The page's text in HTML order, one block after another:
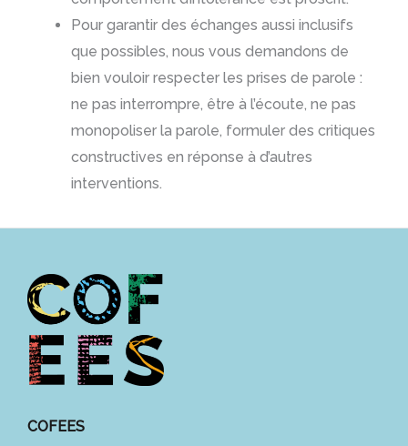
Pour garantir des échanges aussi inclusifs
que possibles, nous vous demandons de
bien vouloir respecter les prises de parole :
ne pas interrompre, être à l’écoute, ne pas
monopoliser la parole, formuler des critiques
constructives en réponse à d’autres
interventions.
COFEES